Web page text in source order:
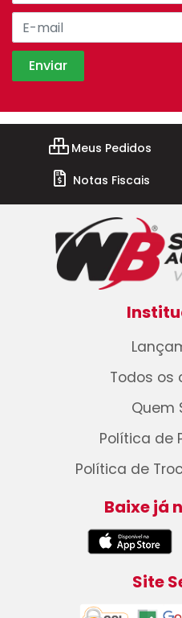
Meus Pedidos
Notas Fiscais
Todos os
Quem
Política de
Política de
Baixe já
Site